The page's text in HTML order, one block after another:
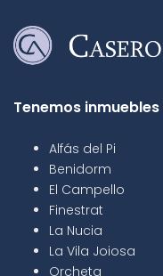
Tenemos
Alfás del Pi
Benidorm
El Campello
Finestrat
La Nucia
La Vila Joiosa
Orcheta